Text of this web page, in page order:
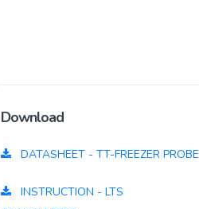
Download
DATASHEET - TT-FREEZER PROBE
INSTRUCTION - LTS